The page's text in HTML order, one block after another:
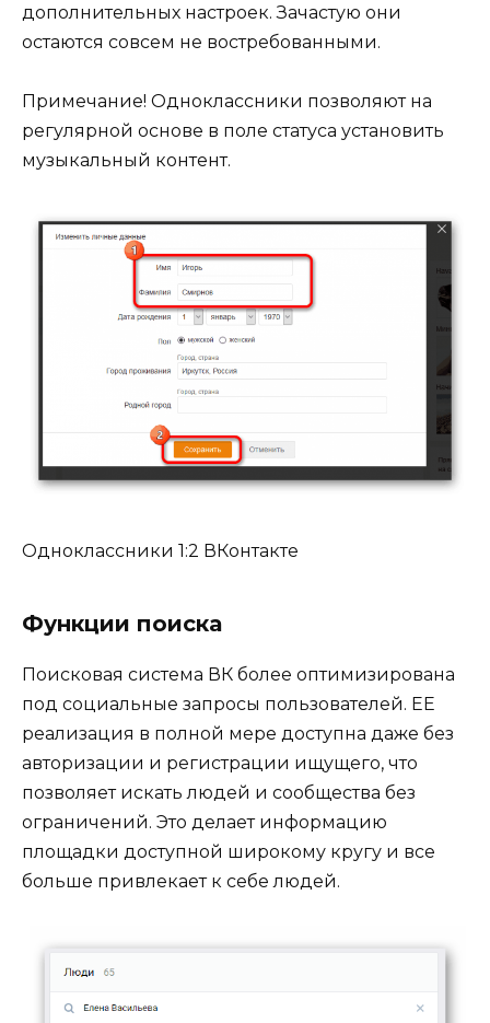
дополнительных настроек. Зачастую они
остаются совсем не востребованными.
Примечание! Одноклассники позволяют на
регулярной основе в поле статуса установить
музыкальный контент.
Одноклассники 1:2 ВКонтакте
Функции поиска
Поисковая система ВК более оптимизирована
под социальные запросы пользователей. ЕЕ
реализация в полной мере доступна даже без
авторизации и регистрации ищущего, что
позволяет искать людей и сообщества без
ограничений. Это делает информацию
площадки доступной широкому кругу и все
больше привлекает к себе людей.